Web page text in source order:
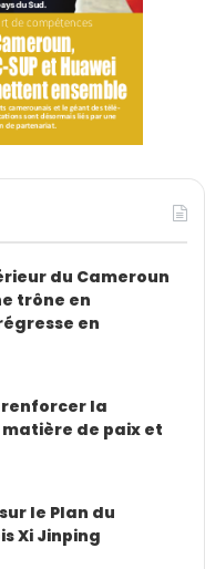
du Cameroun
trône en
en
la
de paix et
le Plan du
Xi Jinping